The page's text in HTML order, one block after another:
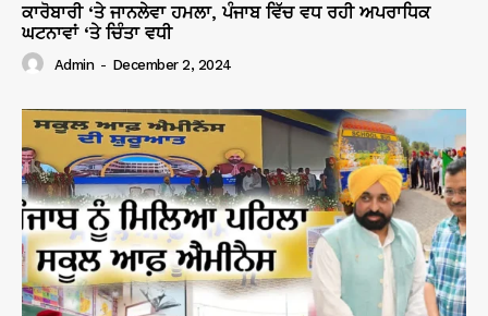
ਕਾਰੋਬਾਰੀ ‘ਤੇ ਜਾਨਲੇਵਾ ਹਮਲਾ, ਪੰਜਾਬ ਵਿੱਚ ਵਧ ਰਹੀ ਅਪਰਾਧਿਕ
ਘਟਨਾਵਾਂ ‘ਤੇ ਚਿੰਤਾ ਵਧੀ
Admin - December 2, 2024